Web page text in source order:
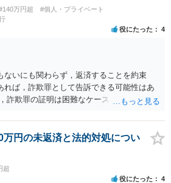
万円超
#個人・プライベート
役にたった 4
ないにも関わらず，返済することを約束
れば，詐欺罪として告訴できる可能性はあ
詐欺罪の証明は困難なケースも多く，民事
万円の未返済と法的対処につい
超
役にたった 4